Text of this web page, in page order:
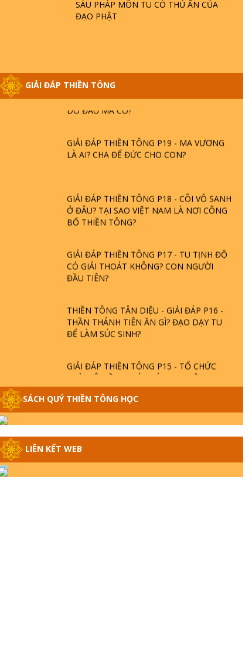
SÁU PHÁP MÔN TU CÓ THỦ ẤN CỦA
ĐẠO PHẬT
GIẢI ĐÁP THIỀN TÔNG
GIẢI ĐÁP VỀ LỄ TIỄN THIỀN TÔNG SƯ
GIẢI ĐÁP THIỀN TÔNG ĐẶC BIỆT PHẦN 20
- BÁC NGUYỄN NHÂN LÀ AI? PHIỀN NÃO
GIẢI ĐÁP THIỀN TÔNG P19 - MA VƯƠNG
LÀ AI? CHA ĐỂ ĐỨC CHO CON?
GIẢI ĐÁP THIỀN TÔNG P18 - CÕI VÔ SANH
Ở ĐÂU? TẠI SAO VIỆT NAM LÀ NƠI CÔNG
BỐ THIỀN TÔNG?
GIẢI ĐÁP THIỀN TÔNG P17 - TU TỊNH ĐỘ
CÓ GIẢI THOÁT KHÔNG? CON NGƯỜI
ĐẦU TIÊN?
THIỀN TÔNG TÂN DIỆU - GIẢI ĐÁP P16 -
THẦN THÁNH TIÊN ĂN GÌ? ĐẠO DẠY TU
ĐỂ LÀM SÚC SINH?
GIẢI ĐÁP THIỀN TÔNG P15 - TỔ CHỨC
LOÀI CÔ HỒN - GIÁO LÝ ĐẠO PHẬT KHI
GIẢI ĐÁP THIỀN TÔNG ĐẶC BIỆT - P14 -
NGUỒN GỐC ÂM LỊCH DƯƠNG LỊCH -
TẦNG BÌNH LƯU LỚN ĐẾN ĐÂU
SÁCH QUÝ THIỀN TÔNG HỌC
LIÊN KẾT WEB